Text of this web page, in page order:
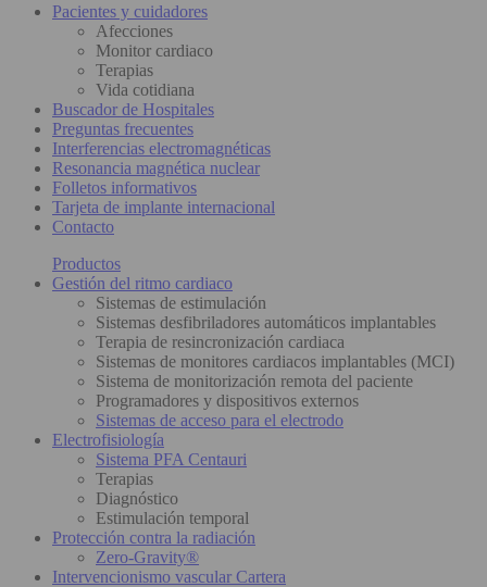
Pacientes y cuidadores
Afecciones
Monitor cardiaco
Terapias
Vida cotidiana
Buscador de Hospitales
Preguntas frecuentes
Interferencias electromagnéticas
Resonancia magnética nuclear
Folletos informativos
Tarjeta de implante internacional
Contacto
Productos
Gestión del ritmo cardiaco
Sistemas de estimulación
Sistemas desfibriladores automáticos implantables
Terapia de resincronización cardiaca
Sistemas de monitores cardiacos implantables (MCI)
Sistema de monitorización remota del paciente
Programadores y dispositivos externos
Sistemas de acceso para el electrodo
Electrofisiología
Sistema PFA Centauri
Terapias
Diagnóstico
Estimulación temporal
Protección contra la radiación
Zero-Gravity®
Intervencionismo vascular Cartera